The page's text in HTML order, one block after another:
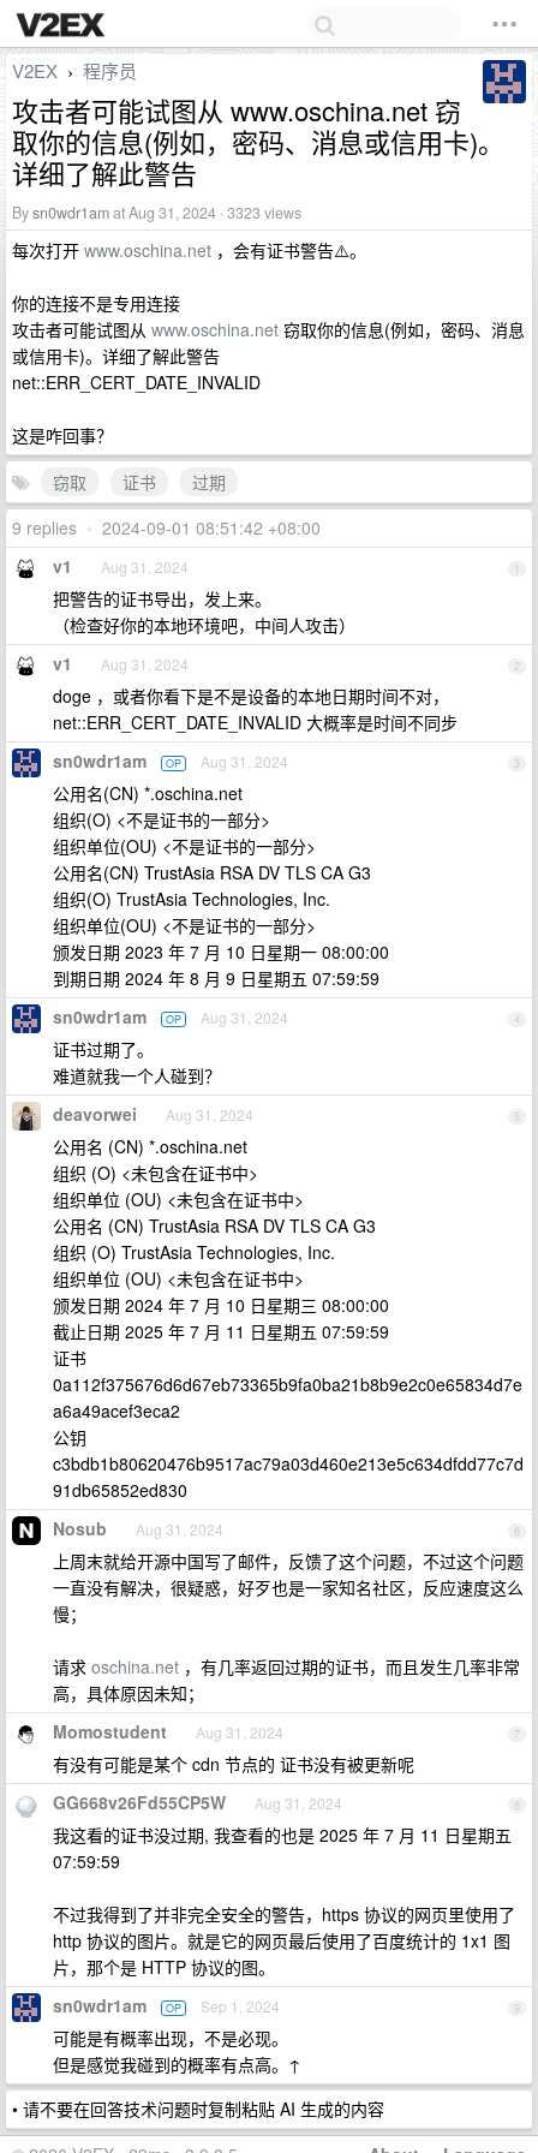
V2EX › 程序员
攻击者可能试图从 www.oschina.net 窃
取你的信息(例如，密码、消息或信用卡)。
详细了解此警告
Bysn0wdr1amat Aug 31, 2024 · 3323 views
每次打开 www.oschina.net ，会有证书警告⚠️。
你的连接不是专用连接
攻击者可能试图从 www.oschina.net 窃取你的信息(例如，密码、消息
或信用卡)。详细了解此警告
net::ERR_CERT_DATE_INVALID
这是咋回事？
窃取
证书
过期
9 replies • 2024-09-01 08:51:42 +08:00
1
v1 Aug 31, 2024
把警告的证书导出，发上来。
（检查好你的本地环境吧，中间人攻击）
2
v1 Aug 31, 2024
doge ，或者你看下是不是设备的本地日期时间不对，
net::ERR_CERT_DATE_INVALID 大概率是时间不同步
3
sn0wdr1am OP Aug 31, 2024
公用名(CN) *.oschina.net
组织(O) <不是证书的一部分>
组织单位(OU) <不是证书的一部分>
公用名(CN) TrustAsia RSA DV TLS CA G3
组织(O) TrustAsia Technologies, Inc.
组织单位(OU) <不是证书的一部分>
颁发日期 2023 年 7 月 10 日星期一 08:00:00
到期日期 2024 年 8 月 9 日星期五 07:59:59
4
sn0wdr1am OP Aug 31, 2024
证书过期了。
难道就我一个人碰到？
5
deavorwei Aug 31, 2024
公用名 (CN) *.oschina.net
组织 (O) <未包含在证书中>
组织单位 (OU) <未包含在证书中>
公用名 (CN) TrustAsia RSA DV TLS CA G3
组织 (O) TrustAsia Technologies, Inc.
组织单位 (OU) <未包含在证书中>
颁发日期 2024 年 7 月 10 日星期三 08:00:00
截止日期 2025 年 7 月 11 日星期五 07:59:59
证书
0a112f375676d6d67eb73365b9fa0ba21b8b9e2c0e65834d7e
a6a49acef3eca2
公钥
c3bdb1b80620476b9517ac79a03d460e213e5c634dfdd77c7d
91db65852ed830
6
Nosub Aug 31, 2024
上周末就给开源中国写了邮件，反馈了这个问题，不过这个问题
一直没有解决，很疑惑，好歹也是一家知名社区，反应速度这么
慢；
请求 oschina.net ，有几率返回过期的证书，而且发生几率非常
高，具体原因未知；
7
Momostudent Aug 31, 2024
有没有可能是某个 cdn 节点的 证书没有被更新呢
8
GG668v26Fd55CP5W Aug 31, 2024
我这看的证书没过期, 我查看的也是 2025 年 7 月 11 日星期五
07:59:59
不过我得到了并非完全安全的警告，https 协议的网页里使用了
http 协议的图片。就是它的网页最后使用了百度统计的 1x1 图
片，那个是 HTTP 协议的图。
9
sn0wdr1am OP Sep 1, 2024
可能是有概率出现，不是必现。
但是感觉我碰到的概率有点高。↑
• 请不要在回答技术问题时复制粘贴 AI 生成的内容